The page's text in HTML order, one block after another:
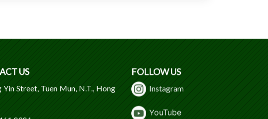
US
Yin Street, Tuen Mun, N.T., Hong
FOLLOW US
Instagram
YouTube